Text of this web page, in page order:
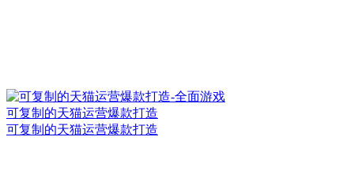
可复制的天猫运营爆款打造
可复制的天猫运营爆款打造